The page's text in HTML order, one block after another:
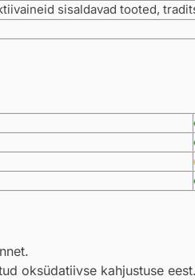
sisaldavad tooted,
oksüdatiivse kahjustuse eest.